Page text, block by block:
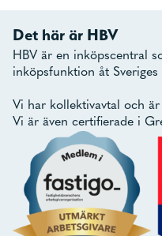
Det här är HBV
HBV är en inköpscentral
inköpsfunktion åt Sveriges
Vi har kollektivavtal och
Vi är även certifierade i